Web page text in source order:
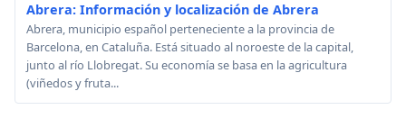
Abrera: Información y localización de Abrera
Abrera, municipio español perteneciente a la provincia de
Barcelona, en Cataluña. Está situado al noroeste de la capital,
junto al río Llobregat. Su economía se basa en la agricultura
(viñedos y fruta...